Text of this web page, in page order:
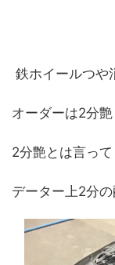
鉄ホイールつや
オーダーは2分
2分艶とは言っ
データー上2分